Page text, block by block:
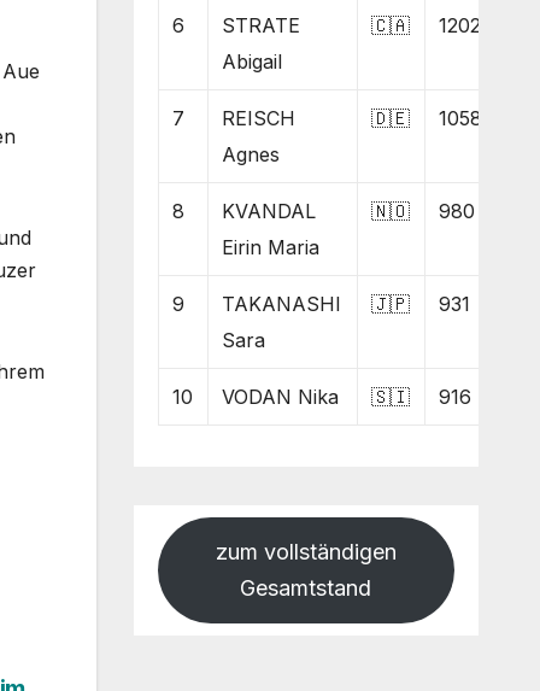
6
STRATE
Abigail
🇨🇦 1202
7
REISCH
Agnes
🇩🇪 1058
8
KVANDAL
Eirin Maria
🇳🇴 980
9
TAKANASHI
Sara
🇯🇵 931
10 VODAN Nika 🇸🇮 916
zum vollständigen
Gesamtstand